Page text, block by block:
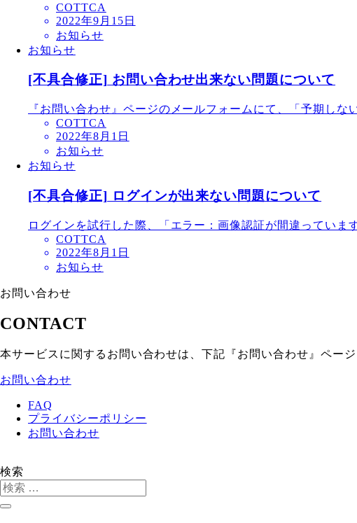
COTTCA
2022年9月15日
お知らせ
お知らせ
[不具合修正] お問い合わせ出来ない問題について
『お問い合わせ』ページのメールフォームにて、「予期し
COTTCA
2022年8月1日
お知らせ
お知らせ
[不具合修正] ログインが出来ない問題について
ログインを試行した際、「エラー：画像認証が間違っていま
COTTCA
2022年8月1日
お知らせ
お問い合わせ
CONTACT
本サービスに関するお問い合わせは、下記『お問い合わせ』ページ
お問い合わせ
FAQ
プライバシーポリシー
お問い合わせ
検索